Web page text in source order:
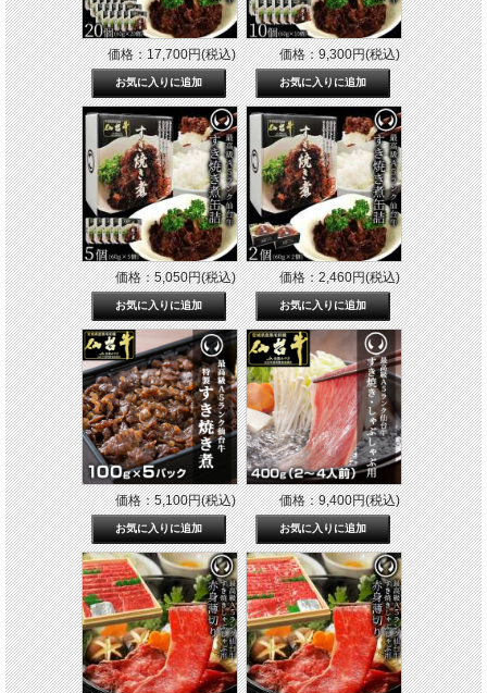
価格：17,700円(税込) 価格：9,300円(税込)
価格：5,050円(税込) 価格：2,460円(税込)
価格：5,100円(税込) 価格：9,400円(税込)